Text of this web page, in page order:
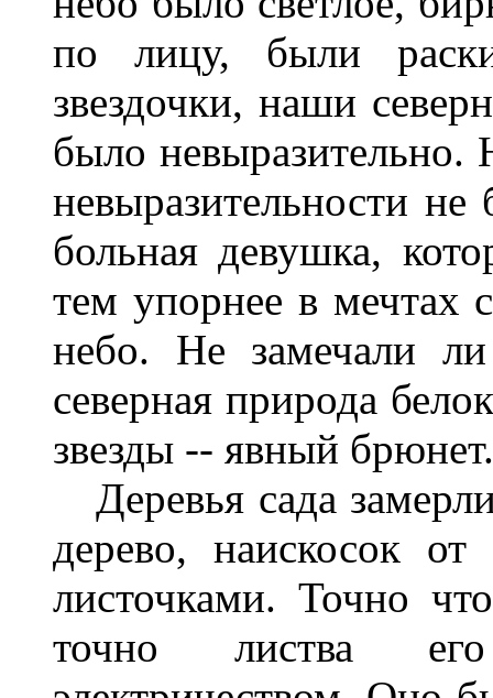
по лицу, были
звездочки, наши
было невыразительно.
невыразительности
больная девушка,
тем упорнее в мечтах
небо. Не замечали
северная природа
звезды -- явный
Деревья сада
дерево, наискосок
листочками. Точно
точно листва